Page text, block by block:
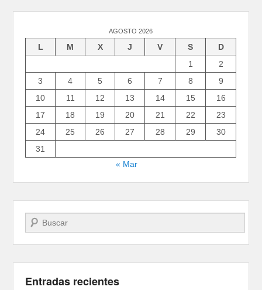
AGOSTO 2026
L M X J V S
D
1
2
3
4 5 6 7 8
9
10
11 12 13 14 15
16
17
18 19 20 21 22
23
24
25 26 27 28 29
30
31
« Mar
Buscar
Entradas recientes